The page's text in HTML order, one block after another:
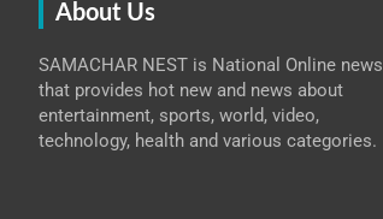
About Us
SAMACHAR NEST is National Online news
that provides hot new and news about
entertainment, sports, world, video,
technology, health and various categories.